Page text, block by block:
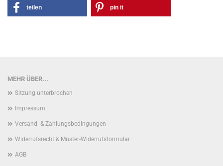
teilen pin it
MEHR ÜBER...
Sitzung unterbrochen
Impressum
Versand- & Zahlungsbedingungen
Widerrufsrecht & Muster-Widerrufsformular
AGB